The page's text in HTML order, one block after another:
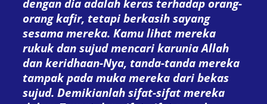
dengan dia adalah keras terhadap orang-
orang kafir, tetapi berkasih sayang
sesama mereka. Kamu lihat mereka
rukuk dan sujud mencari karunia Allah
dan keridhaan-Nya, tanda-tanda mereka
tampak pada muka mereka dari bekas
sujud. Demikianlah sifat-sifat mereka